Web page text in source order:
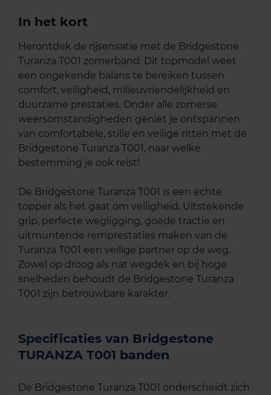
In het kort
Herontdek de rijsensatie met de Bridgestone
Turanza T001 zomerband. Dit topmodel weet
een ongekende balans te bereiken tussen
comfort, veiligheid, milieuvriendelijkheid en
duurzame prestaties. Onder alle zomerse
weersomstandigheden geniet je ontspannen
van comfortabele, stille en veilige ritten met de
Bridgestone Turanza T001, naar welke
bestemming je ook reist!
De Bridgestone Turanza T001 is een echte
topper als het gaat om veiligheid. Uitstekende
grip, perfecte wegligging, goede tractie en
uitmuntende remprestaties maken van de
Turanza T001 een veilige partner op de weg.
Zowel op droog als nat wegdek en bij hoge
snelheden behoudt de Bridgestone Turanza
T001 zijn betrouwbare karakter.
Specificaties van Bridgestone
TURANZA T001 banden
De Bridgestone Turanza T001 onderscheidt zich